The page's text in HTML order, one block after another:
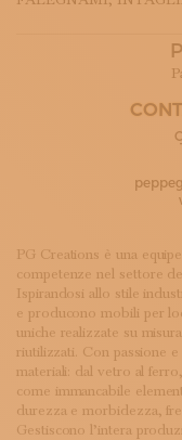
ISCRIVITI ALLA
TUTTI I CONTENUTI
PG Creations è una
competenze nel settore
Ispirandosi allo stile
e producono mobili per
uniche realizzate su
riutilizzati. Con passione
materiali: dal vetro al
come immancabile
durezza e morbidezza,
Gestiscono l’intera